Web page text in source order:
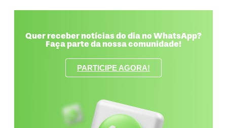
Quer receber notícias do dia no WhatsApp?
Faça parte da nossa comunidade!
PARTICIPE AGORA!